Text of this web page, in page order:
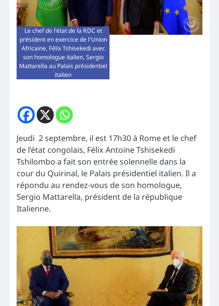
Le chef de l'état de la RDC et
président en exercice de l'Union
Africaine, Félix Tshisekedi avec
son homologue italien, Sergio
Mattarella au Palais présidentiel
italien
Jeudi 2 septembre, il est 17h30 à Rome et le chef
de l’état congolais, Félix Antoine Tshisekedi
Tshilombo a fait son entrée solennelle dans la
cour du Quirinal, le Palais présidentiel italien. Il a
répondu au rendez-vous de son homologue,
Sergio Mattarella, président de la république
Italienne.